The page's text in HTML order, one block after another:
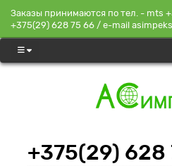
Заказы принимаются по тел. - mts
+375(29) 628 75 66 / e-mail
+375(29) 628